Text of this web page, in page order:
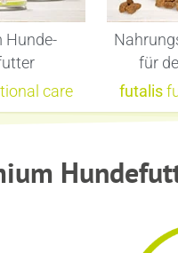
Hunde-
care
für
futalis